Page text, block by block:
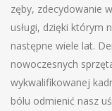
zęby, zdecydowanie
usługi, dzięki którym
następne wiele lat.
nowoczesnych
wykwalifikowanej
bólu odmienić nasz